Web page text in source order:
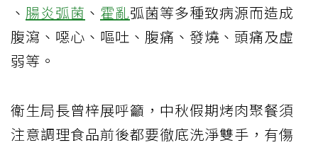
、 腸炎弧菌 、 霍亂弧菌等多種致病源而造成
腹瀉、噁心、嘔吐、腹痛、發燒、頭痛及虛
弱等。
衛生局長曾梓展呼籲，中秋假期烤肉聚餐須
注意調理食品前後都要徹底洗淨雙手，有傷